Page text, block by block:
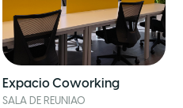
Expacio Coworking
SALA DE REUNIAO